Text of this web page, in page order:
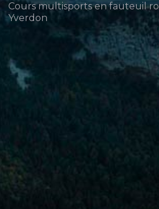
Cours multisports en fauteuil
Yverdon